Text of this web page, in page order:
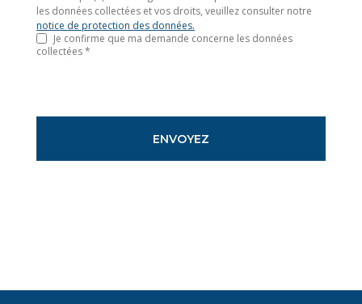
les données collectées et vos droits, veuillez consulter notre
notice de protection des données.
Je confirme que ma demande concerne les données
collectées *